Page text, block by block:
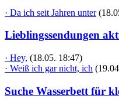
· Da ich seit Jahren unter
Lieblingssendungen
· Hey, (18.05. 18:47)
· Weiß ich gar nicht, ich
Suche Wasserbett für